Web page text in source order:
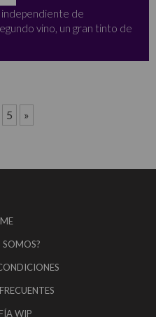
independiente de
vino, un gran tinto de
5 »
SOMOS?
WIP